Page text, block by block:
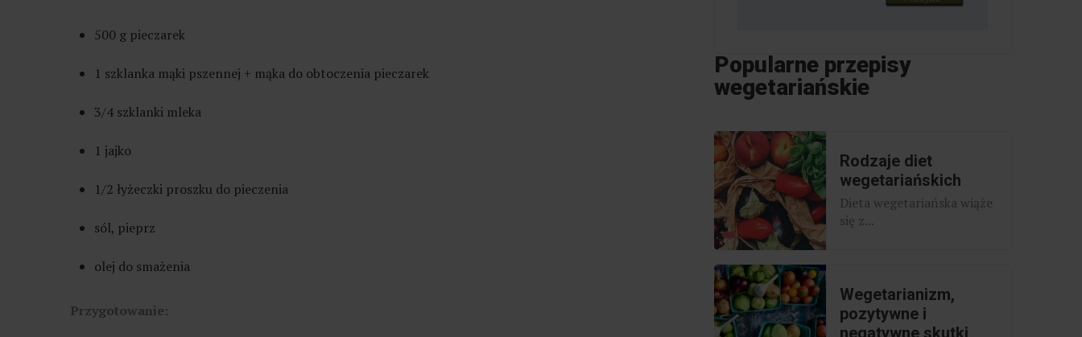
500 g pieczarek
1 szklanka mąki pszennej + mąka do obtoczenia pieczarek
3/4 szklanki mleka
1 jajko
1/2 łyżeczki proszku do pieczenia
sól, pieprz
olej do smażenia
Przygotowanie:
Popularne przepisy
wegetariańskie
Rodzaje diet
wegetariańskich
Dieta wegetariańska wiąże
się z...
Wegetarianizm,
pozytywne i
negatywne skutki